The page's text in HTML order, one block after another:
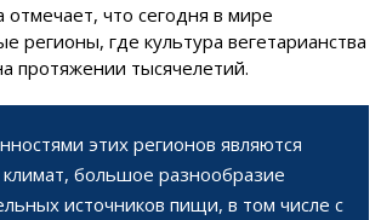
отмечает, что сегодня в мире
регионы, где культура вегетарианства
протяжении тысячелетий.
этих регионов являются
большое разнообразие
источников пищи, в том числе с